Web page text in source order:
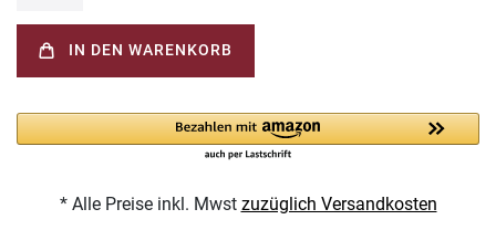
IN DEN WARENKORB
* Alle Preise inkl. Mwst zuzüglich Versandkosten